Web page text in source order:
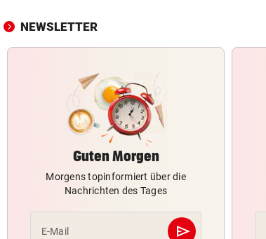
NEWSLETTER
Guten Morgen
Morgens topinformiert über die
Nachrichten des Tages
E-Mail send
Abschicken